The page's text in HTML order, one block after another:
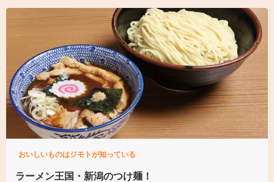
おいしいものはジモトが知っている
ラーメン王国・新潟のつけ麺！